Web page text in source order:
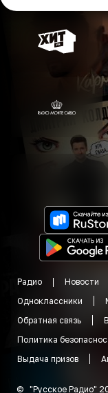
Радио Новости
Одноклассники
Обратная связь
Политика
Выдача призов
© "Русское Радио"